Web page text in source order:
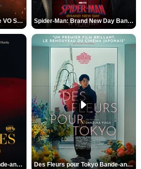
L'Odyssée Bande-annonce VO STFR Spider-Man: Brand New Day Bande-annonce VO STFR
Les Silences de Riyad Bande-annonce VO STFR Des Fleurs pour Tokyo Bande-annonce VO STFR